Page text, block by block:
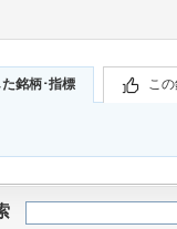
銘柄･指標 こ